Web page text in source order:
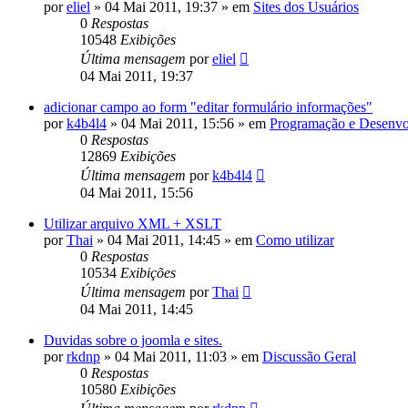
poreliel » 04 Mai 2011, 19:37 » em Sites dos Usuários
0 Respostas
10548 Exibições
Última mensagem poreliel
04 Mai 2011, 19:37
adicionar campo ao form "editar formulário informações"
pork4b4l4 » 04 Mai 2011, 15:56 » em Programação e
0 Respostas
12869 Exibições
Última mensagem pork4b4l4
04 Mai 2011, 15:56
Utilizar arquivo XML + XSLT
porThai » 04 Mai 2011, 14:45 » em Como utilizar
0 Respostas
10534 Exibições
Última mensagem porThai
04 Mai 2011, 14:45
Duvidas sobre o joomla e sites.
porrkdnp » 04 Mai 2011, 11:03 » em Discussão Geral
0 Respostas
10580 Exibições